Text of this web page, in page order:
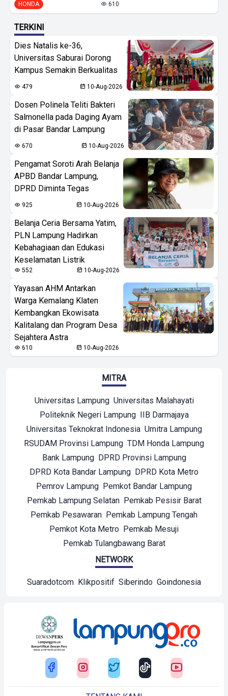
HONDA 610
TERKINI
Dies Natalis ke-36,
Universitas Saburai Dorong
Kampus Semakin Berkualitas
479 10-Aug-2026
Dosen Polinela Teliti Bakteri
Salmonella pada Daging Ayam
di Pasar Bandar Lampung
670 10-Aug-2026
Pengamat Soroti Arah Belanja
APBD Bandar Lampung,
DPRD Diminta Tegas
925 10-Aug-2026
Belanja Ceria Bersama Yatim,
PLN Lampung Hadirkan
Kebahagiaan dan Edukasi
Keselamatan Listrik
552 10-Aug-2026
Yayasan AHM Antarkan
Warga Kemalang Klaten
Kembangkan Ekowisata
Kalitalang dan Program Desa
Sejahtera Astra
610 10-Aug-2026
MITRA
Universitas Lampung Universitas Malahayati
Politeknik Negeri Lampung IIB Darmajaya
Universitas Teknokrat Indonesia Umitra Lampung
RSUDAM Provinsi Lampung TDM Honda Lampung
Bank Lampung DPRD Provinsi Lampung
DPRD Kota Bandar Lampung DPRD Kota Metro
Pemrov Lampung Pemkot Bandar Lampung
Pemkab Lampung Selatan Pemkab Pesisir Barat
Pemkab Pesawaran Pemkab Lampung Tengah
Pemkot Kota Metro Pemkab Mesuji
Pemkab Tulangbawang Barat
NETWORK
Suaradotcom Klikpositif Siberindo Goindonesia